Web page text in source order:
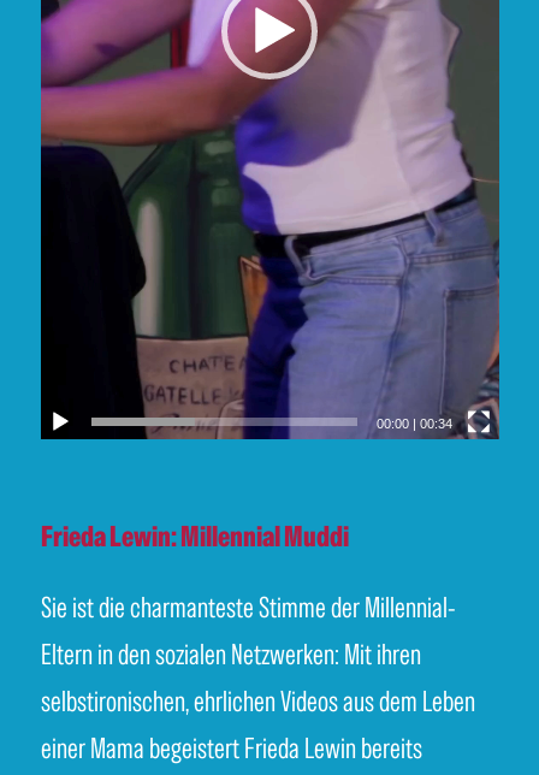
00:00 |00:34
Frieda Lewin: Millennial Muddi
Sie ist die charmanteste Stimme der Millennial-
Eltern in den sozialen Netzwerken: Mit ihren
selbstironischen, ehrlichen Videos aus dem Leben
einer Mama begeistert Frieda Lewin bereits